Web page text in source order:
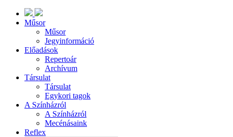
Műsor
Műsor
Jegyinformáció
Előadások
Repertoár
Archívum
Társulat
Társulat
Egykori tagok
A Színházról
A Színházról
Mecénásaink
Reflex